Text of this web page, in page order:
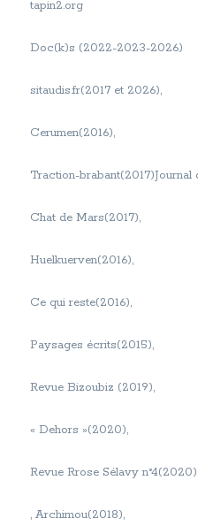
tapin2.org
Doc(k)s (2022-2023-2026)
sitaudis.fr(2017 et 2026),
Cerumen(2016),
Traction-brabant(2017)Journal
Chat de Mars(2017),
Huelkuerven(2016),
Ce qui reste(2016),
Paysages écrits(2015),
Revue Bizoubiz (2019),
« Dehors »(2020),
Revue Rrose Sélavy n°4(2020)
, Archimou(2018),